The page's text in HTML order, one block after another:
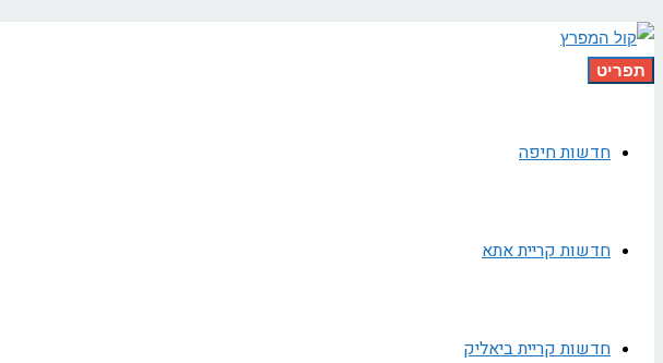
תפריט
חדשות חיפה
חדשות קריית אתא
חדשות קריית ביאליק